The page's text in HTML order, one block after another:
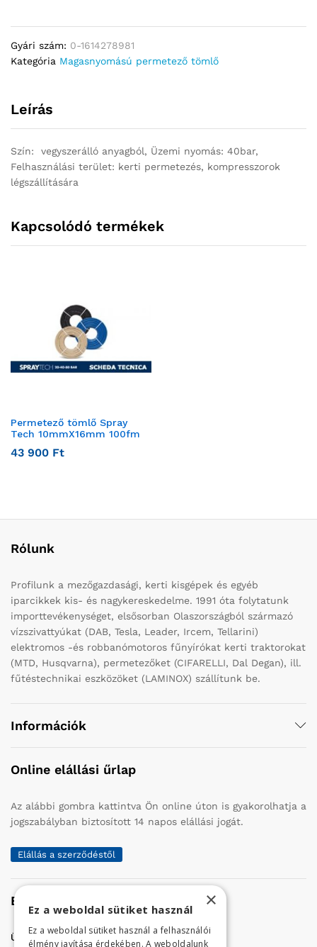
Gyári szám: 0-1614278981
Kategória Magasnyomású permetező tömlő
Leírás
Szín: vegyszerálló anyagból, Üzemi nyomás: 40bar,
Felhasználási terület: kerti permetezés, kompresszorok
légszállítására
Kapcsolódó termékek
Permetező tömlő Spray
Tech 10mmX16mm 100fm
43 900 Ft
Rólunk
Profilunk a mezőgazdasági, kerti kisgépek és egyéb
iparcikkek kis- és nagykereskedelme. 1991 óta folytatunk
importtevékenységet, elsősorban Olaszországból származó
vízszivattyúkat (DAB, Tesla, Leader, Ircem, Tellarini)
elektromos -és robbanómotoros fűnyírókat kerti traktorokat
(MTD, Husqvarna), permetezőket (CIFARELLI, Dal Degan), ill.
fűtéstechnikai eszközöket (LAMINOX) szállítunk be.
Információk
Online elállási űrlap
Az alábbi gombra kattintva Ön online úton is gyakorolhatja a
jogszabályban biztosított 14 napos elállási jogát.
Elállás a szerződéstől
Elérhetőség
Üzletünk címe:Szolnok, Vércse út 17.
×
Ez a weboldal sütiket használ
Ez a weboldal sütiket használ a felhasználói
élmény javítása érdekében. A weboldalunk